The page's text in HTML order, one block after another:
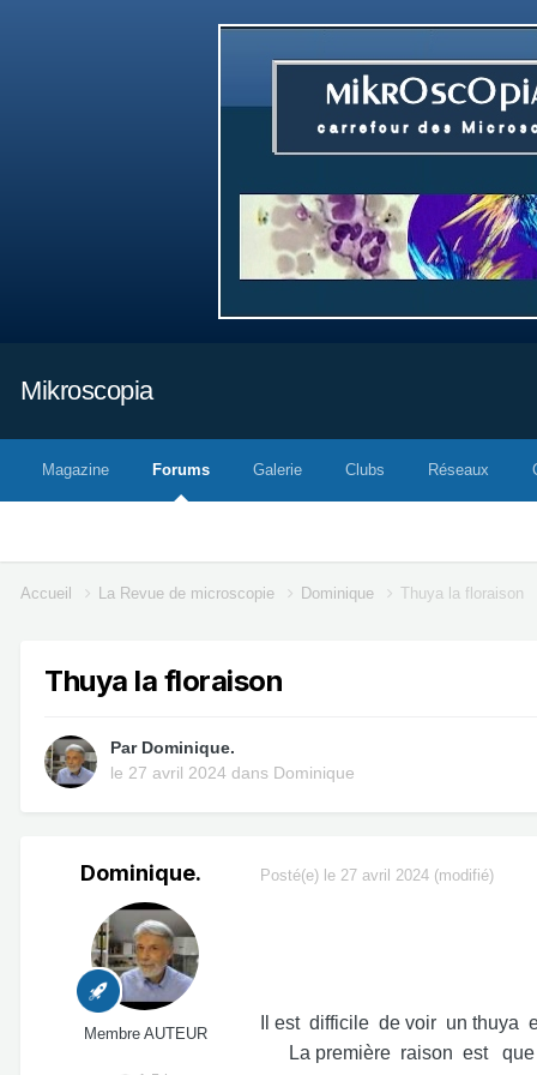
Mikroscopia
Magazine Forums Galerie Clubs Réseaux
Accueil La Revue de microscopie Dominique Thuya la floraison
Thuya la floraison
Par Dominique.
le 27 avril 2024 dans Dominique
Dominique.
Membre AUTEUR
Posté(e) le 27 avril 2024 (modifié)
Il est difficile de voir un thuya
La première raison est que